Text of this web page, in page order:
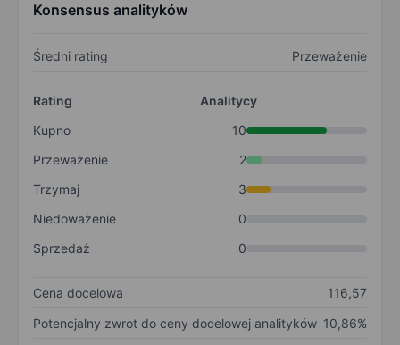
Konsensus analityków
Średni rating Przeważenie
Rating
Analitycy
Kupno
10
Przeważenie
2
Trzymaj
3
Niedoważenie
0
Sprzedaż
0
Cena docelowa
116,57
Potencjalny zwrot do ceny docelowej analityków 10,86%